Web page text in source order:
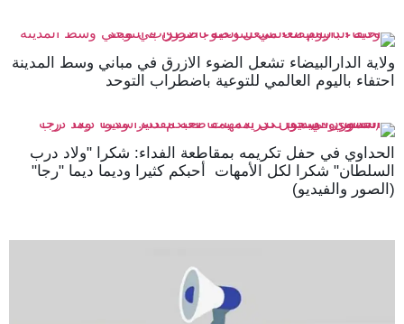
ولاية الدارالبيضاء تشعل الضوء الازرق في مباني وسط المدينة
احتفاء باليوم العالمي للتوعية باضطراب التوحد
الحداوي في حفل تكريمه بمقاطعة الفداء: شكرا "ولاد درب
السلطان" شكرا لكل الأمهات أحبكم كثيرا وديما ديما "رجا"
(الصور والفيديو)